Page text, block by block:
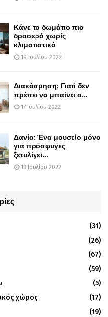
Κάνε το δωμάτιο πιο
δροσερό χωρίς
κλιματιστικό
19 Ιουλίου 2022
Διακόσμηση: Γιατί δεν
πρέπει να μπαίνει ο...
17 Ιουλίου 2022
Δανία: Ένα μουσείο μόνο
για πρόσφυγες
ξετυλίγει...
13 Ιουλίου 2022
(31)
(26)
(67)
(59)
(5)
χώρος
(17)
(19)